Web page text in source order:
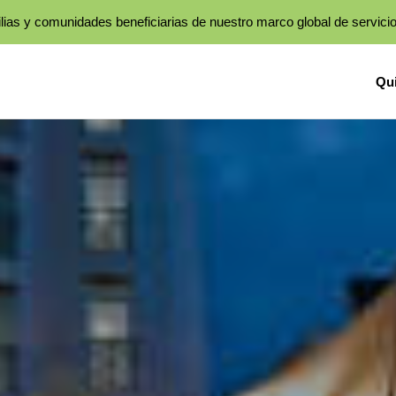
y comunidades beneficiarias de nuestro marco global de servicio